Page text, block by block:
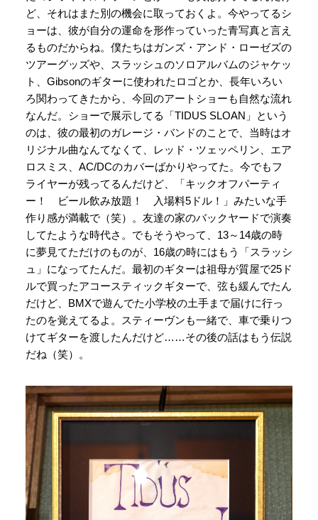
ど、それはまた別の機会に取っておくよ。今やってるシ
ョーは、彼が自分の運命を形作っていった青写真と言え
るものだからね。僕たちはガンズ・アンド・ローゼズの
ツアーグッズや、スラッシュのソロアルバムのジャケッ
ト、Gibsonのギターに使われたロゴとか、長年いろい
ろ関わってきたから、今回のアートショーも自然な流れ
なんだ。ショーで展示してる「TIDUS SLOAN」という
のは、彼の最初のガレージ・バンドのことで、当時はオ
リジナル曲なんてなくて、レッド・ツェッペリン、エア
ロスミス、AC/DCのカバーばかりやってた。今でもフ
ライヤーが残ってるんだけど、「キックオフパーティ
ー！ ビール飲み放題！ 入場料5ドル！」みたいな手
作り感が満載で（笑）。友達の家のバックヤードで演奏
してたような時代さ。でもそうやって、13～14歳の時
に夢見てただけのものが、16歳の時にはもう「スラッシ
ュ」になってたんだ。最初のギターは祖母が質屋で25ド
ルで買ったアコースティックギターで、弦も緩んでたん
だけど、BMXで遊んでた小学校の土手まで届けに行っ
たのを覚えてるよ。スティーヴンも一緒で、車で乗りつ
けてギターを渡したんだけど……その後の話はもう伝説
だね（笑）。